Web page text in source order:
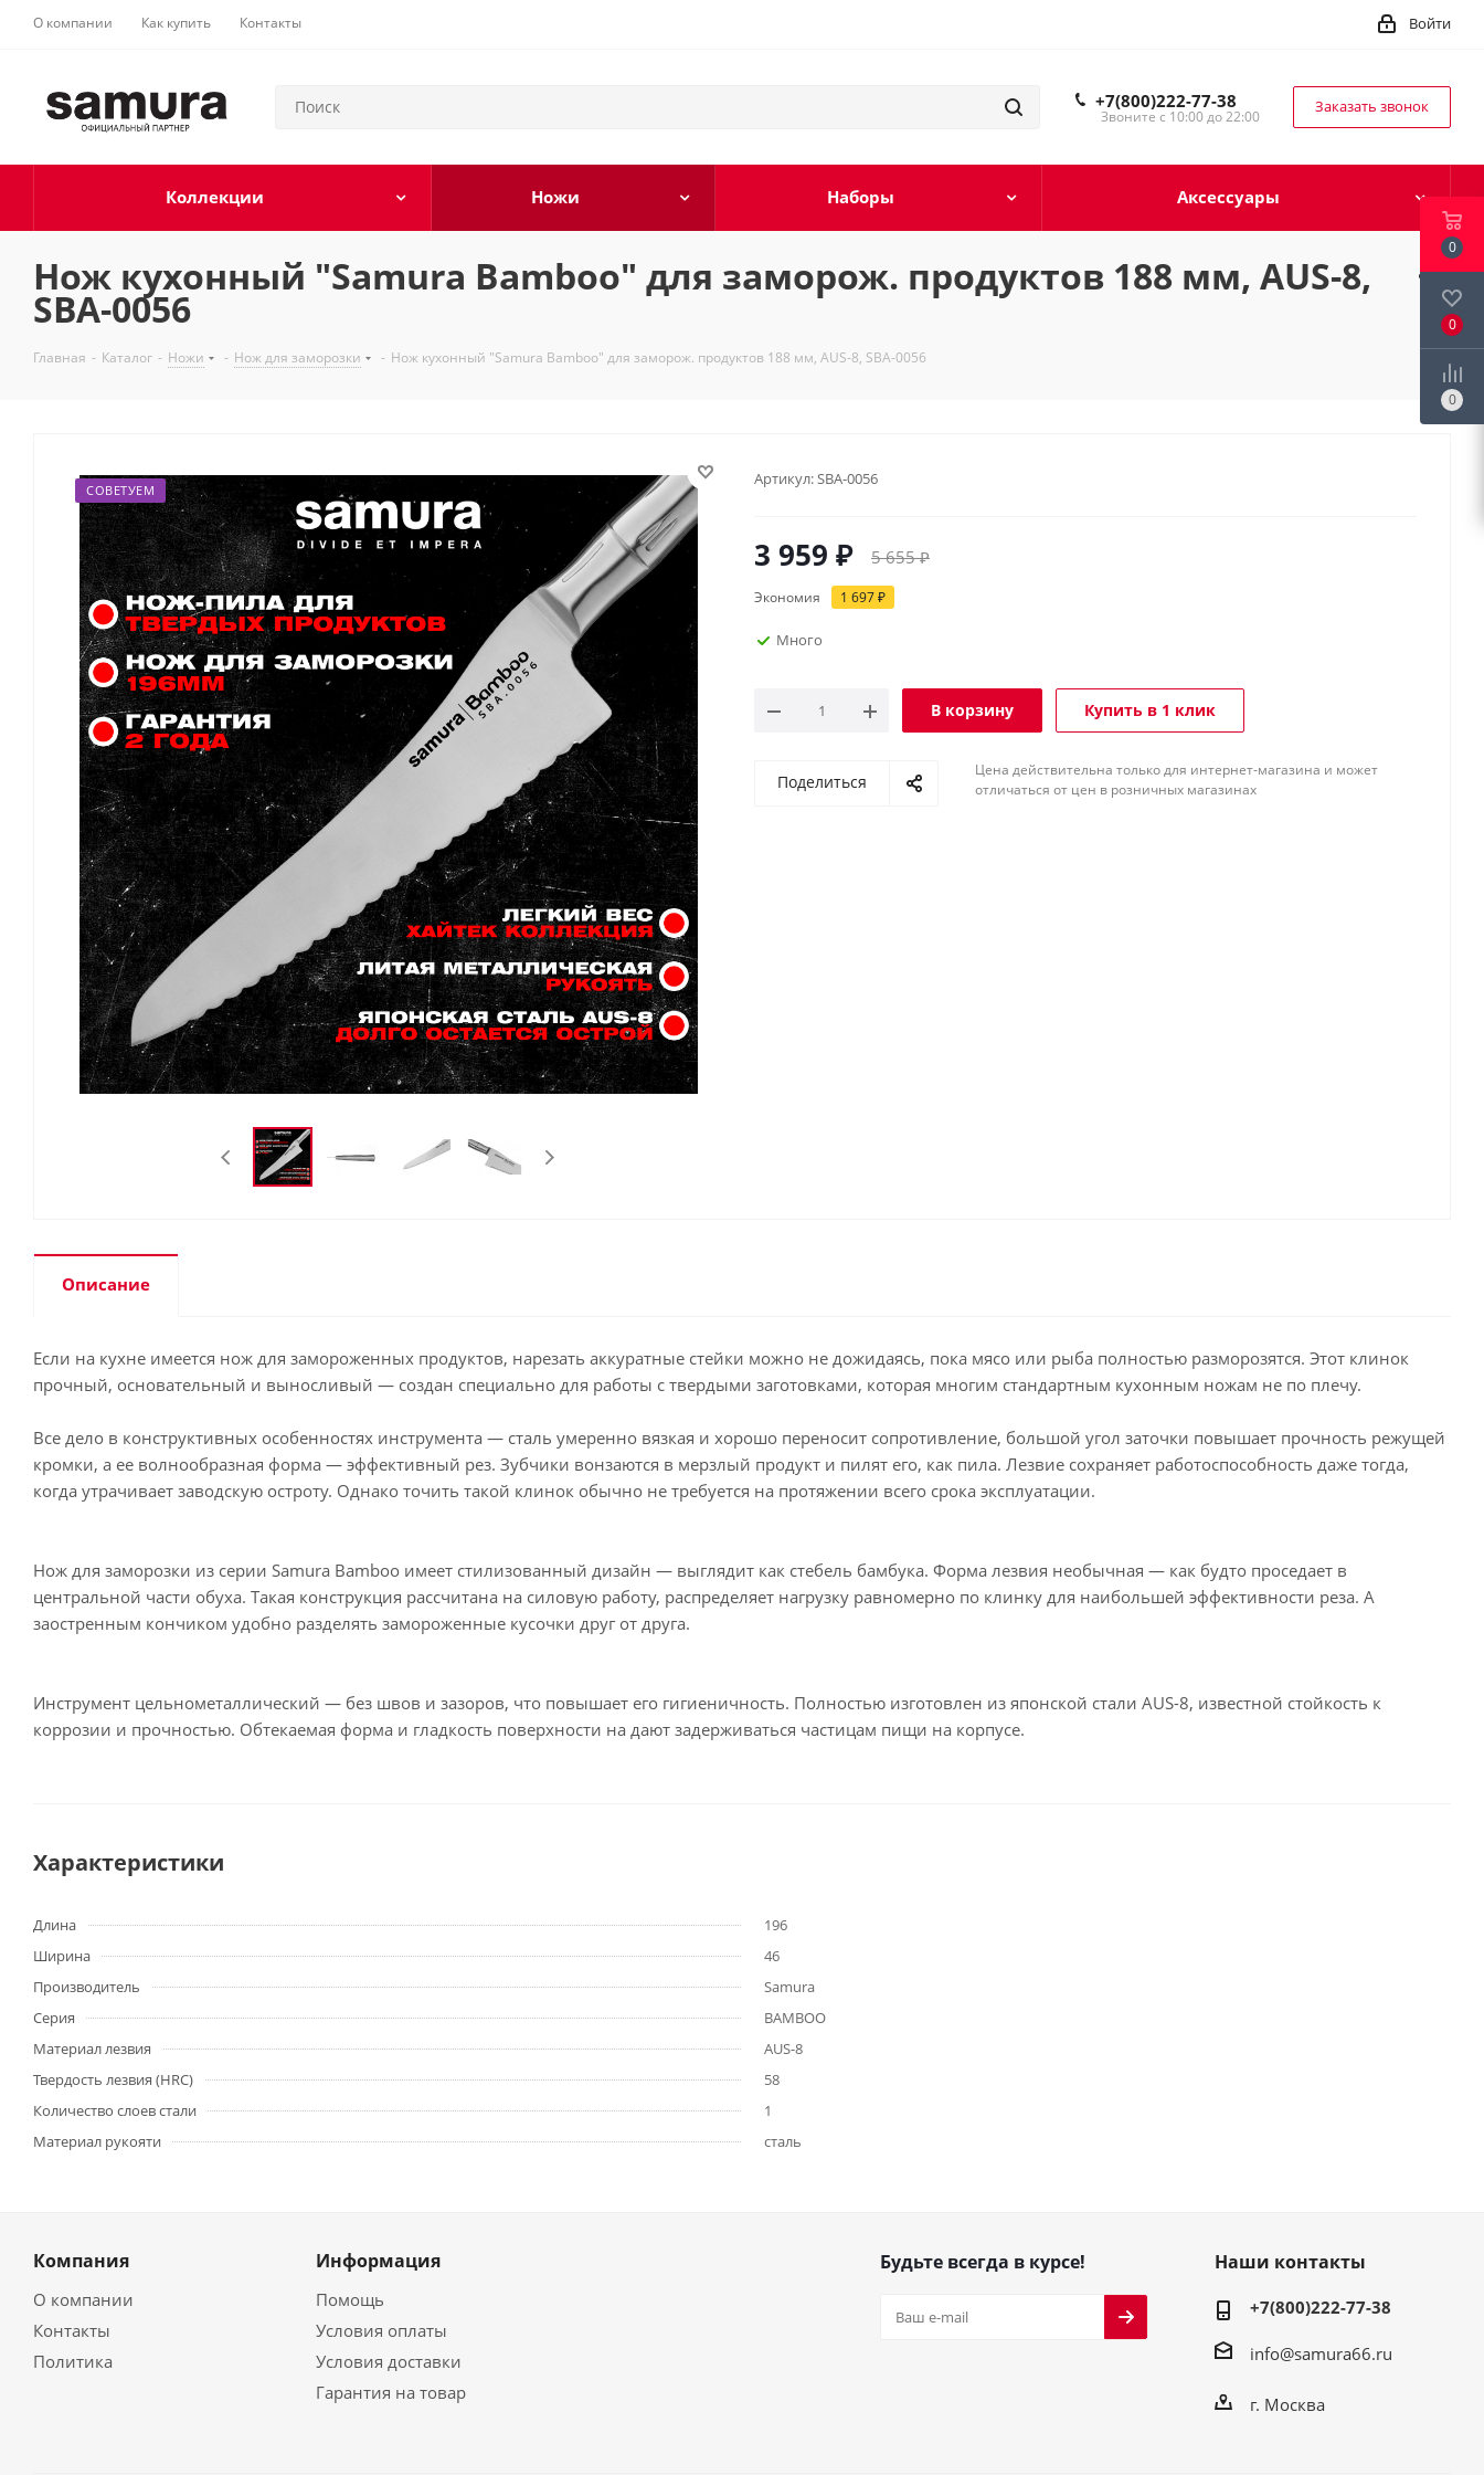
О компании Как купить Контакты Войти
+7(800)222-77-38
Звоните с 10:00 до 22:00
Заказать звонок
Коллекции Ножи Наборы Аксессуары
Нож кухонный "Samura Bamboo" для заморож. продуктов 188 мм, AUS-8,
SBA-0056
Главная - Каталог - Ножи - Нож для заморозки - Нож кухонный "Samura Bamboo" для заморож. продуктов 188 мм, AUS-8, SBA-0056
СОВЕТУЕМ
Артикул:SBA-0056
3 959 ₽ 5 655₽
Экономия 1 697₽
Много
В корзину Купить в 1 клик
Поделиться
Цена действительна только для интернет-магазина и может
отличаться от цен в розничных магазинах
Описание
Если на кухне имеется нож для замороженных продуктов, нарезать аккуратные стейки можно не дожидаясь, пока мясо или рыба полностью разморозятся. Этот клинок
прочный, основательный и выносливый — создан специально для работы с твердыми заготовками, которая многим стандартным кухонным ножам не по плечу.
Все дело в конструктивных особенностях инструмента — сталь умеренно вязкая и хорошо переносит сопротивление, большой угол заточки повышает прочность режущей
кромки, а ее волнообразная форма — эффективный рез. Зубчики вонзаются в мерзлый продукт и пилят его, как пила. Лезвие сохраняет работоспособность даже тогда,
когда утрачивает заводскую остроту. Однако точить такой клинок обычно не требуется на протяжении всего срока эксплуатации.
Нож для заморозки из серии Samura Bamboo имеет стилизованный дизайн — выглядит как стебель бамбука. Форма лезвия необычная — как будто проседает в
центральной части обуха. Такая конструкция рассчитана на силовую работу, распределяет нагрузку равномерно по клинку для наибольшей эффективности реза. А
заостренным кончиком удобно разделять замороженные кусочки друг от друга.
Инструмент цельнометаллический — без швов и зазоров, что повышает его гигиеничность. Полностью изготовлен из японской стали AUS-8, известной стойкость к
коррозии и прочностью. Обтекаемая форма и гладкость поверхности на дают задерживаться частицам пищи на корпусе.
Характеристики
Длина
196
Ширина
46
Производитель
Samura
Серия
BAMBOO
Материал лезвия
AUS-8
Твердость лезвия (HRC)
58
Количество слоев стали
1
Материал рукояти
сталь
Компания
О компании
Контакты
Политика
Информация
Помощь
Условия оплаты
Условия доставки
Гарантия на товар
Будьте всегда в курсе! Наши контакты
+7(800)222-77-38
info@samura66.ru
г. Москва
0
0
0